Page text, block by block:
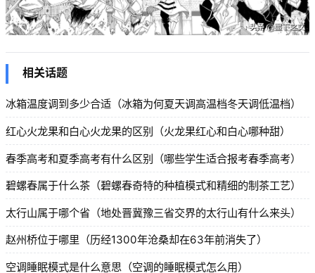
相关话题
冰箱温度调到多少合适（冰箱为何夏天调高温档冬天调低温档）
红心火龙果和白心火龙果的区别（火龙果红心和白心哪种甜）
春季高考和夏季高考有什么区别（哪些学生适合报考春季高考）
碧螺春属于什么茶（碧螺春奇特的种植模式和精细的制茶工艺）
太行山属于哪个省（地处晋冀豫三省交界的太行山有什么来头）
赵州桥位于哪里（历经1300年沧桑却在63年前消失了）
空调睡眠模式是什么意思（空调的睡眠模式怎么用）